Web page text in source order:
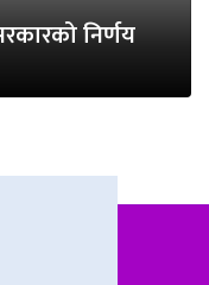
निर्णय